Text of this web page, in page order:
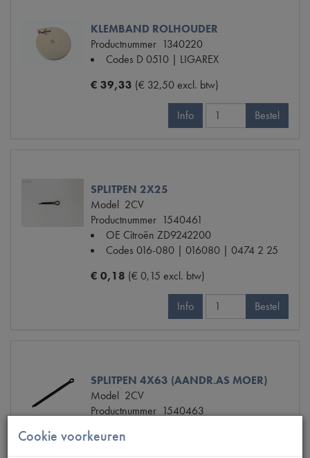
KLEMBAND ROLHOUDER
Productnummer 1340220
Codes D 0510 | LIGAREX
€ 39,33 (€ 32,50 excl. btw)
Info Bestel
SPLITPEN 2X25
Model 2CV
Productnummer 1540461
OE Citroën ZD9242200
Codes 016-080 | 016080 | 0474 2 25
€ 0,18 (€ 0,15 excl. btw)
Info Bestel
SPLITPEN 4X63 (AANDR.AS MOER)
Model 2CV
Productnummer 1540463
Maten
Cookie voorkeuren